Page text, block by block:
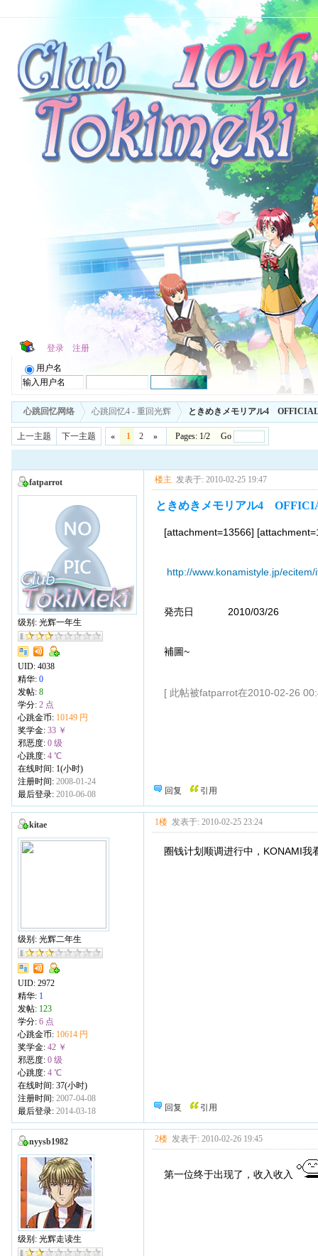
登录 注册
用户名
心跳回忆网络 心跳回忆4 - 重回光辉 ときめきメモリアル4
上一主题 下一主题 « 1 2 » Pages: 1/2 Go
fatparrot
级别: 光辉一年生
UID: 4038
精华: 0
发帖: 8
学分: 2 点
心跳金币: 10149 円
奖学金: 33 ￥
邪恶度: 0 级
心跳度: 4 ℃
在线时间: 1(小时)
注册时间: 2008-01-24
最后登录: 2010-06-08
楼主 发表于: 2010-02-25 19:47
ときめきメモリアル4
[attachment=13566]
http://www.konamistyle.jp/
発売日 2010/03/26
補圖~
[ 此帖被fatparrot在2010-02-26
回复 引用
kitae
级别: 光辉二年生
UID: 2972
精华: 1
发帖: 123
学分: 6 点
心跳金币: 10614 円
奖学金: 42 ￥
邪恶度: 0 级
心跳度: 4 ℃
在线时间: 37(小时)
注册时间: 2007-04-08
最后登录: 2014-03-18
1楼 发表于: 2010-02-25 23:24
圈钱计划顺调进行中，KONAMI我
回复 引用
nyysb1982
级别: 光辉走读生
2楼 发表于: 2010-02-26 19:45
第一位终于出现了，收入收入